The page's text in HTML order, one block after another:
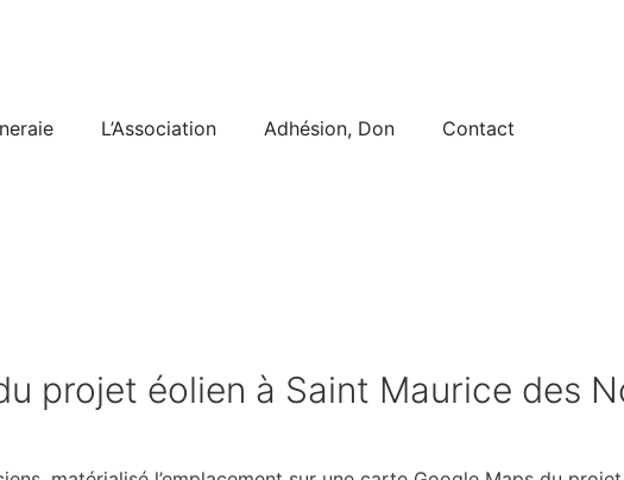
L’Association Adhésion, Don Contact
projet éolien à Saint Maurice des